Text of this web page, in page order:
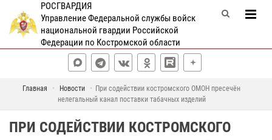
РОСГВАРДИЯ
Управление Федеральной службы войск
национальной гвардии Российской
Федерации по Костромской области
Главная Новости
При содействии костромского ОМОН пресечён
нелегальный канал поставки табачных изделий
ПРИ СОДЕЙСТВИИ КОСТРОМСКОГО